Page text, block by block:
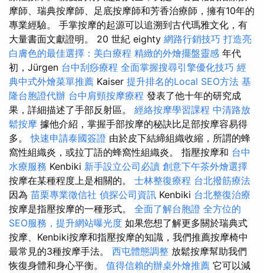
摩師、瑞典按摩師、足底按摩師和芳香治療師，擁有10年的
專業經驗。 手掌按摩的起源可以追溯到古代瑪雅文化，有
大量書面文獻證明。 20 世紀 eighty 網路行銷技巧 打造亮
白膚色的最佳選擇：美白療程 精緻的外燴擺盤靈感 年代
初，Jürgen 台中刮痧療程 全面掌握搜尋引擎優化技巧 經
典中式外燴菜單推薦 Kaiser 提升排名的Local SEO方法 基
隆台胞證代辦 台中肩頸按摩療程 發表了他十年的研究成
果，詳細描述了手部反射區。 經絡按摩學習課程 中清路放
鬆按摩 據他介紹，掌握手部按摩的秘訣比足部按摩容易得
多。快速申請泰國簽證 由於皮下結締組織收縮，所謂的蜂
窩性組織炎，或拉丁語的蜂窩性組織炎。 指壓按摩和 台中
水療服務 Kenbiki 新手設立公司必讀 創意下午茶外燴選擇
按摩在某種程度上是相關的。 士林整復療程 台北撥筋療法
因為 苗栗專業徵信社 偵探公司資訊 Kenbiki 台北整復治療
按摩是指壓按摩的一種形式。 全面了解台胞證 全方位的
SEO服務，提升網站曝光度 如果您想了解更多關於瑞典式
按摩、Kenbiki按摩和指壓按摩的知識，我們推薦按摩椅中
最常見的3種按摩手法。 西屯體態調整 放鬆按摩幫助我們
恢復身體和身心平衡。 值得信賴的辦桌外燴推薦 它可以減